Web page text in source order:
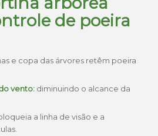
de poeira
e copa das árvores retêm poeira
vento:diminuindo o alcance da
a linha de visão e a